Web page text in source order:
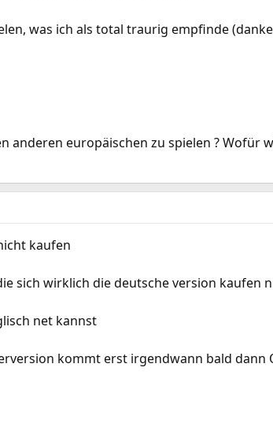
was ich als total traurig empfinde
anderen europäischen zu spielen ? Wofür
kaufen
sich wirklich die deutsche version kaufen
net kannst
kommt erst irgendwann bald dann